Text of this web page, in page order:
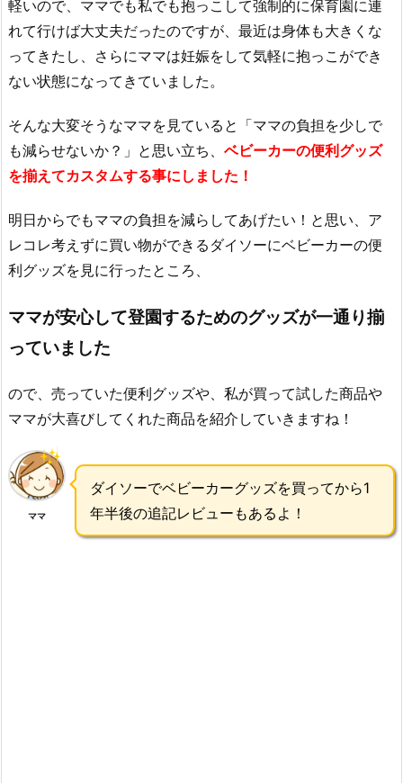
軽いので、ママでも私でも抱っこして強制的に保育園に連
れて行けば大丈夫だったのですが、最近は身体も大きくな
ってきたし、さらにママは妊娠をして気軽に抱っこができ
ない状態になってきていました。
そんな大変そうなママを見ていると「ママの負担を少しで
も減らせないか？」と思い立ち、 ベビーカーの便利グッズ
を揃えてカスタムする事にしました！
明日からでもママの負担を減らしてあげたい！と思い、ア
レコレ考えずに買い物ができるダイソーにベビーカーの便
利グッズを見に行ったところ、
ママが安心して登園するためのグッズが一通り揃
っていました
ので、売っていた便利グッズや、私が買って試した商品や
ママが大喜びしてくれた商品を紹介していきますね！
ママ
ダイソーでベビーカーグッズを買ってから1
年半後の追記レビューもあるよ！